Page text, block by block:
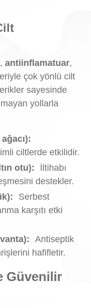
, antiinflamatuar,
çok yönlü cilt
sayesinde
yollarla
ciltlerde etkilidir.
otu):
İltihabı
destekler.
Serbest
karşıtı etki
Antiseptik
hafifletir.
Güvenilir